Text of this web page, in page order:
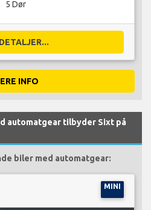
5 Dør
INFO
automatgear tilbyder Sixt på
biler med automatgear:
MINI